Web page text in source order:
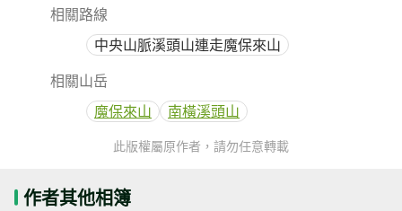
相關路線
中央山脈溪頭山連走魔保來山
相關山岳
魔保來山
南橫溪頭山
此版權屬原作者，請勿任意轉載
作者其他相簿